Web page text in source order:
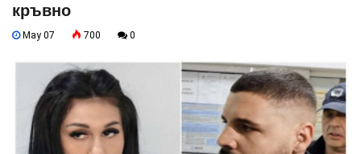
кръвно
May 07 700 0